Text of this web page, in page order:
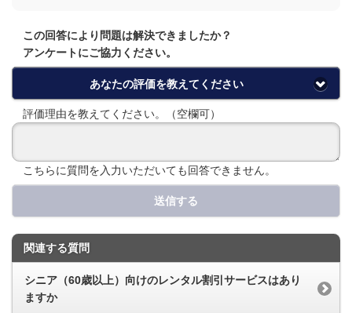
この回答により問題は解決できましたか？
アンケートにご協力ください。
あなたの評価を教えてください
評価理由を教えてください。（空欄可）
こちらに質問を入力いただいても回答できません。
送信する
関連する質問
シニア（60歳以上）向けのレンタル割引サービスはあり
ますか